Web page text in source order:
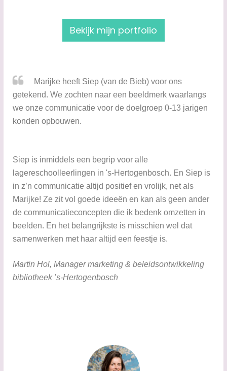
​Bekijk mijn portfolio
​​​Marijke heeft Siep (van de Bieb) voor ons
getekend. We zochten naar een beeldmerk waarlangs
we onze communicatie voor de doelgroep 0-13 jarigen
konden opbouwen.
Siep is inmiddels een begrip voor alle
lagereschoolleerlingen in 's-Hertogenbosch. En Siep is
in z’n communicatie altijd positief en vrolijk, net als
Marijke! Ze zit vol goede ideeën en kan als geen ander
de communicatieconcepten die ik bedenk omzetten in
beelden. En het belangrijkste is misschien wel dat
samenwerken met haar altijd een feestje is.
​Martin Hol, ​Manager marketing & beleidsontwikkeling
bibliotheek ’s-Hertogenbosch